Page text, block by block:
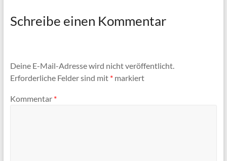
Schreibe einen Kommentar
Deine E-Mail-Adresse wird nicht veröffentlicht.
Erforderliche Felder sind mit *markiert
Kommentar *